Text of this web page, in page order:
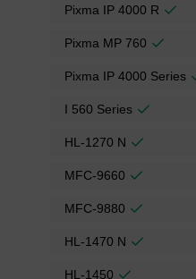
Pixma IP 4000 R
Pixma MP 760
Pixma IP 4000 Series
I 560 Series
HL-1270 N
MFC-9660
MFC-9880
HL-1470 N
HL-1450